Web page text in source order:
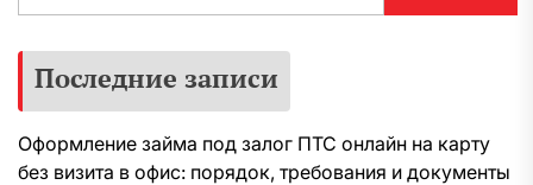
Последние записи
Оформление займа под залог ПТС онлайн на карту
без визита в офис: порядок, требования и документы